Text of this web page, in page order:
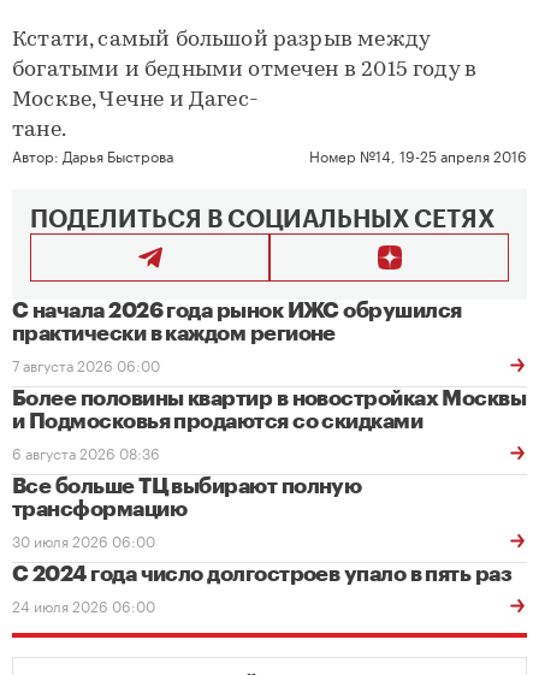
Кстати, самый большой разрыв между
богатыми и бедными отмечен в 2015 году в
Москве, Чечне и Дагес-
тане.
Автор: Дарья Быстрова Номер №14, 19-25 апреля 2016
ПОДЕЛИТЬСЯ В СОЦИАЛЬНЫХ СЕТЯХ
С начала 2026 года рынок ИЖС обрушился
практически в каждом регионе
7 августа 2026 06:00
Более половины квартир в новостройках Москвы
и Подмосковья продаются со скидками
6 августа 2026 08:36
Все больше ТЦ выбирают полную
трансформацию
30 июля 2026 06:00
С 2024 года число долгостроев упало в пять раз
24 июля 2026 06:00